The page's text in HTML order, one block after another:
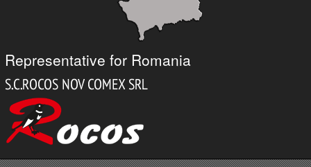
Representative for Romania